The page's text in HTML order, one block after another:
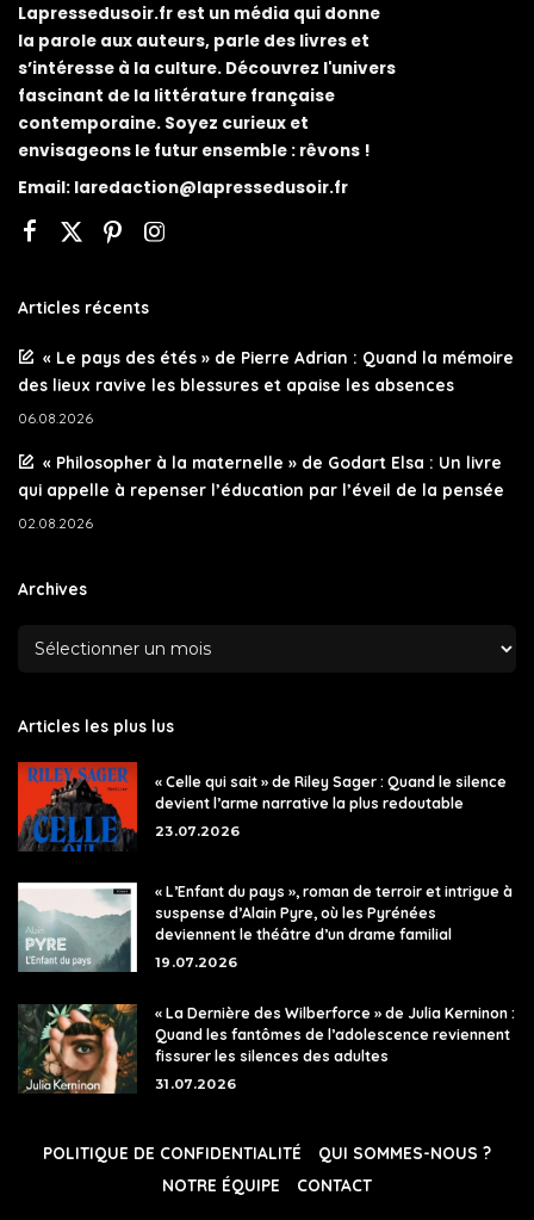
Lapressedusoir.fr est un média qui donne
la parole aux auteurs, parle des livres et
s’intéresse à la culture. Découvrez l'univers
fascinant de la littérature française
contemporaine. Soyez curieux et
envisageons le futur ensemble : rêvons !
Email: laredaction@lapressedusoir.fr
Articles récents
« Le pays des étés » de Pierre Adrian : Quand la mémoire
des lieux ravive les blessures et apaise les absences
06.08.2026
« Philosopher à la maternelle » de Godart Elsa : Un livre
qui appelle à repenser l’éducation par l’éveil de la pensée
02.08.2026
Archives
Articles les plus lus
« Celle qui sait » de Riley Sager : Quand le silence
devient l’arme narrative la plus redoutable
23.07.2026
« L’Enfant du pays », roman de terroir et intrigue à
suspense d’Alain Pyre, où les Pyrénées
deviennent le théâtre d’un drame familial
19.07.2026
« La Dernière des Wilberforce » de Julia Kerninon :
Quand les fantômes de l’adolescence reviennent
fissurer les silences des adultes
31.07.2026
POLITIQUE DE CONFIDENTIALITÉ
QUI SOMMES-NOUS ?
NOTRE ÉQUIPE
CONTACT